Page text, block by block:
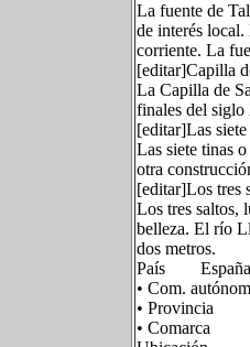
La fuente de
de interés local.
corriente. La
[editar]Capilla
La Capilla de
finales del
[editar]Las siete
Las siete tinas
otra
[editar]Los tres
Los tres saltos,
belleza. El río
dos metros.
País España
• Com.
• Provincia
• Comarca